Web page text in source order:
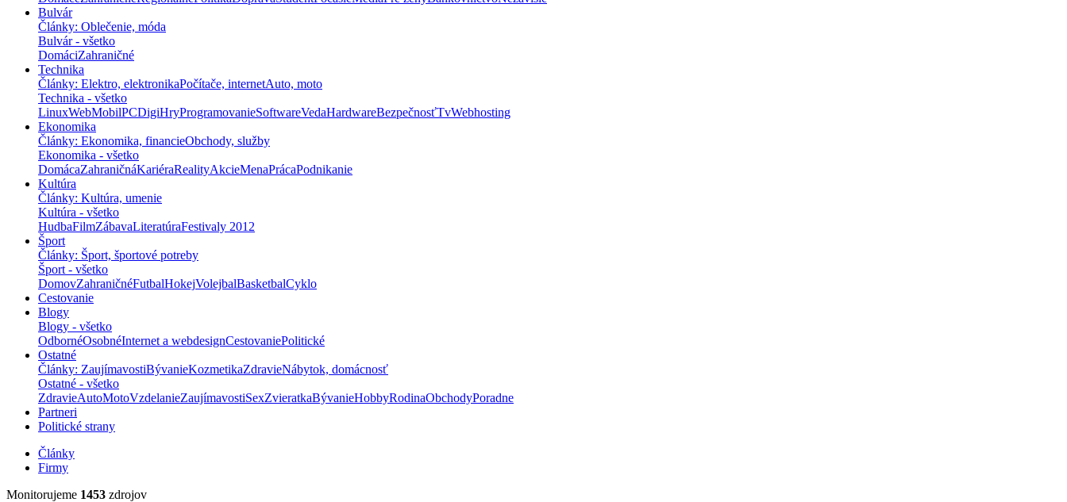
Bulvár
Články: Oblečenie, móda
Bulvár - všetko
DomáciZahraničné
Technika
Články: Elektro, elektronikaPočítače, internetAuto, moto
Technika - všetko
LinuxWebMobilPCDigiHryProgramovanieSoftwareVedaHardwareBezpečnosťTvWebhosting
Ekonomika
Články: Ekonomika, financieObchody, služby
Ekonomika - všetko
DomácaZahraničnáKariéraRealityAkcieMenaPrácaPodnikanie
Kultúra
Články: Kultúra, umenie
Kultúra - všetko
HudbaFilmZábavaLiteratúraFestivaly 2012
Šport
Články: Šport, športové potreby
Šport - všetko
DomovZahraničnéFutbalHokejVolejbalBasketbalCyklo
Cestovanie
Blogy
Blogy - všetko
OdbornéOsobnéInternet a webdesignCestovaniePolitické
Ostatné
Články: ZaujímavostiBývanieKozmetikaZdravieNábytok, domácnosť
Ostatné - všetko
ZdravieAutoMotoVzdelanieZaujímavostiSexZvieratkaBývanieHobbyRodinaObchodyPoradne
Partneri
Politické strany
Články
Firmy
Monitorujeme 1453 zdrojov